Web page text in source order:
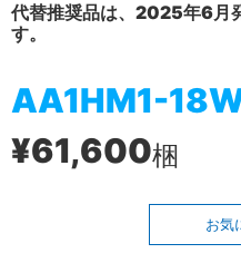
代替推奨品は、2025年6月
す。
AA1HM1-
¥61,600梱
お気